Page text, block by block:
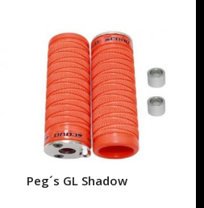
Peg´s GL Shadow